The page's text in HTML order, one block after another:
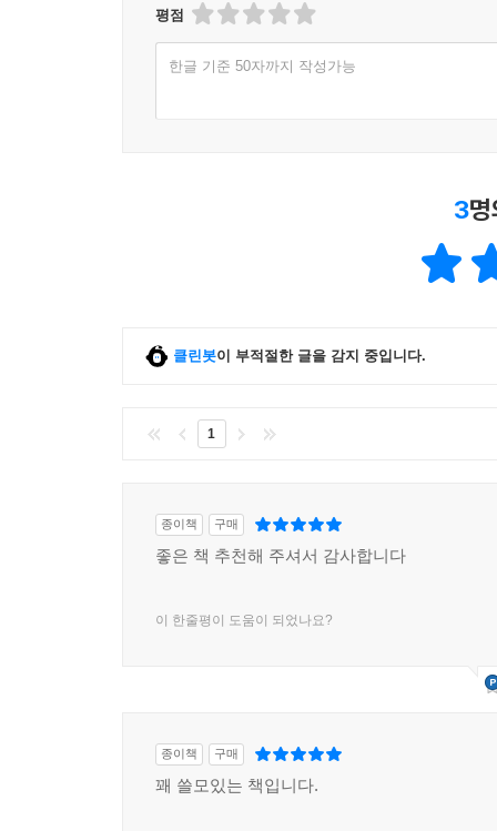
평점
한글 기준 50자까지 작성가능
3
클린봇이 부적절한 글을 감지 중입니다.
1
종이책 구매
좋은 책 추천해 주셔서 감사합니다
이 한줄평이 도움이 되었나요?
종이책 구매
꽤 쓸모있는 책입니다.